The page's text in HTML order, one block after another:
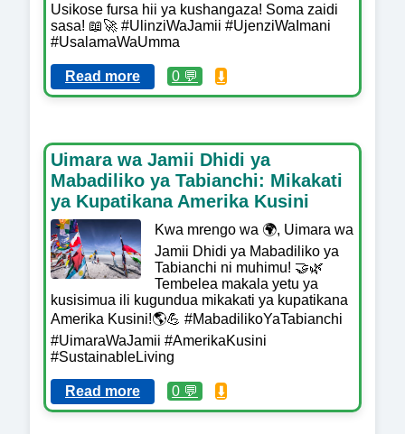
Usikose fursa hii ya kushangaza! Soma zaidi
sasa! 📖🚀 #UlinziWaJamii #UjenziWaImani
#UsalamaWaUmma
Read more 0 💬 ⬇️
Uimara wa Jamii Dhidi ya
Mabadiliko ya Tabianchi: Mikakati
ya Kupatikana Amerika Kusini
Kwa mrengo wa 🌍, Uimara wa
Jamii Dhidi ya Mabadiliko ya
Tabianchi ni muhimu! 🤝🌿
Tembelea makala yetu ya
kusisimua ili kugundua mikakati ya kupatikana
Amerika Kusini!🌎💪 #MabadilikoYaTabianchi
#UimaraWaJamii #AmerikaKusini
#SustainableLiving
Read more 0 💬 ⬇️